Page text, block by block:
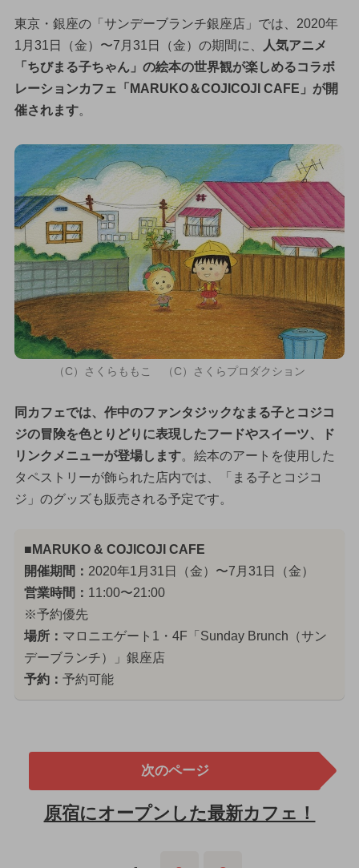
東京・銀座の「サンデーブランチ銀座店」では、2020年
1月31日（金）〜7月31日（金）の期間に、
人気アニメ
「ちびまる子ちゃん」の絵本の世界観が楽しめるコラボ
レーションカフェ「MARUKO＆COJICOJI CAFE」が開
催されます。
（C）さくらももこ （C）さくらプロダクション
同カフェでは、作中のファンタジックなまる子とコジコ
ジの冒険を色とりどりに表現したフードやスイーツ、ド
リンクメニューが登場します。絵本のアートを使用した
タペストリーが飾られた店内では、「まる子とコジコ
ジ」のグッズも販売される予定です。
■MARUKO & COJICOJI CAFE
開催期間： 2020年1月31日（金）〜7月31日（金）
営業時間： 11:00〜21:00
※予約優先
場所： マロニエゲート1・4F「Sunday Brunch（サン
デーブランチ）」銀座店
予約： 予約可能
次のページ
原宿にオープンした最新カフェ！